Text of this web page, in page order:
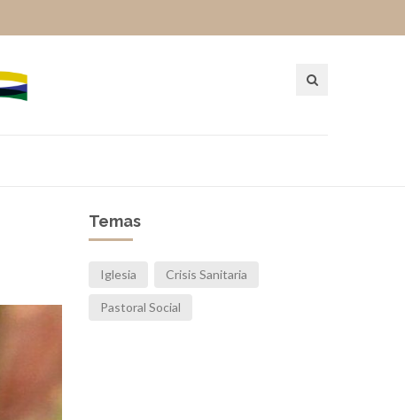
Temas
Iglesia Crisis Sanitaria
Pastoral Social